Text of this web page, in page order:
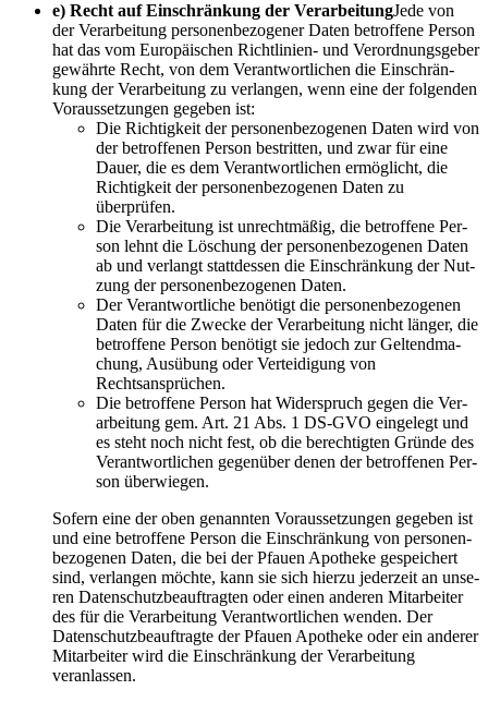
e) Recht auf Ein­schrän­kung der Ver­ar­bei­tungJede von
der Ver­ar­bei­tung per­so­nen­be­zo­ge­ner Daten betrof­fe­ne Per­son
hat das vom Euro­päi­schen Richt­li­ni­en- und Ver­ord­nungs­ge­ber
gewähr­te Recht, von dem Ver­ant­wort­li­chen die Ein­schrän­
kung der Ver­ar­bei­tung zu ver­lan­gen, wenn eine der fol­gen­den
Vor­aus­set­zun­gen gege­ben ist:
Die Rich­tig­keit der per­so­nen­be­zo­ge­nen Daten wird von
der betrof­fe­nen Per­son bestrit­ten, und zwar für eine
Dau­er, die es dem Ver­ant­wort­li­chen ermög­licht, die
Rich­tig­keit der per­so­nen­be­zo­ge­nen Daten zu
überprüfen.
Die Ver­ar­bei­tung ist unrecht­mä­ßig, die betrof­fe­ne Per­
son lehnt die Löschung der per­so­nen­be­zo­ge­nen Daten
ab und ver­langt statt­des­sen die Ein­schrän­kung der Nut­
zung der per­so­nen­be­zo­ge­nen Daten.
Der Ver­ant­wort­li­che benö­tigt die per­so­nen­be­zo­ge­nen
Daten für die Zwe­cke der Ver­ar­bei­tung nicht län­ger, die
betrof­fe­ne Per­son benö­tigt sie jedoch zur Gel­tend­ma­
chung, Aus­übung oder Ver­tei­di­gung von
Rechtsansprüchen.
Die betrof­fe­ne Per­son hat Wider­spruch gegen die Ver­
ar­bei­tung gem. Art. 21 Abs. 1 DS-GVO ein­ge­legt und
es steht noch nicht fest, ob die berech­tig­ten Grün­de des
Ver­ant­wort­li­chen gegen­über denen der betrof­fe­nen Per­
son überwiegen.
Sofern eine der oben genann­ten Vor­aus­set­zun­gen gege­ben ist
und eine betrof­fe­ne Per­son die Ein­schrän­kung von per­so­nen­
be­zo­ge­nen Daten, die bei der Pfau­en Apo­the­ke gespei­chert
sind, ver­lan­gen möch­te, kann sie sich hier­zu jeder­zeit an unse­
ren Daten­schutz­be­auf­trag­ten oder einen ande­ren Mit­ar­bei­ter
des für die Ver­ar­bei­tung Ver­ant­wort­li­chen wen­den. Der
Daten­schutz­be­auf­trag­te der Pfau­en Apo­the­ke oder ein ande­rer
Mit­ar­bei­ter wird die Ein­schrän­kung der Ver­ar­bei­tung
veranlassen.